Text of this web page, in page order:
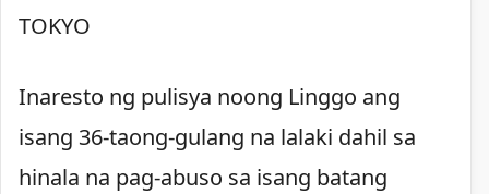
TOKYO
Inaresto ng pulisya noong Linggo ang
isang 36-taong-gulang na lalaki dahil sa
hinala na pag-abuso sa isang batang